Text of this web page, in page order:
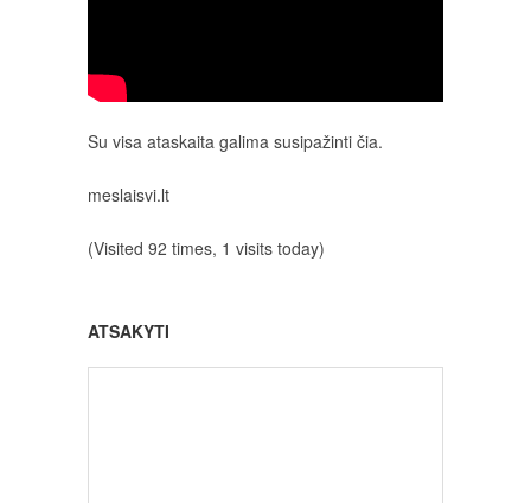
Su visa ataskaita galima susipažinti čia.
meslaisvi.lt
(Visited 92 times, 1 visits today)
ATSAKYTI